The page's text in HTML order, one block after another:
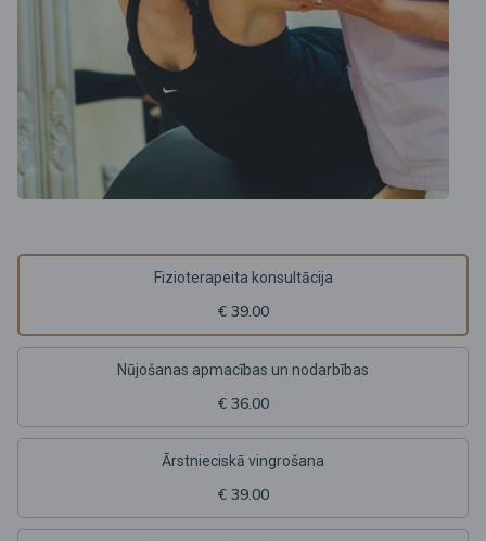
Fizioterapeita konsultācija
€ 39.00
Nūjošanas apmacības un nodarbības
€ 36.00
Ārstnieciskā vingrošana
€ 39.00